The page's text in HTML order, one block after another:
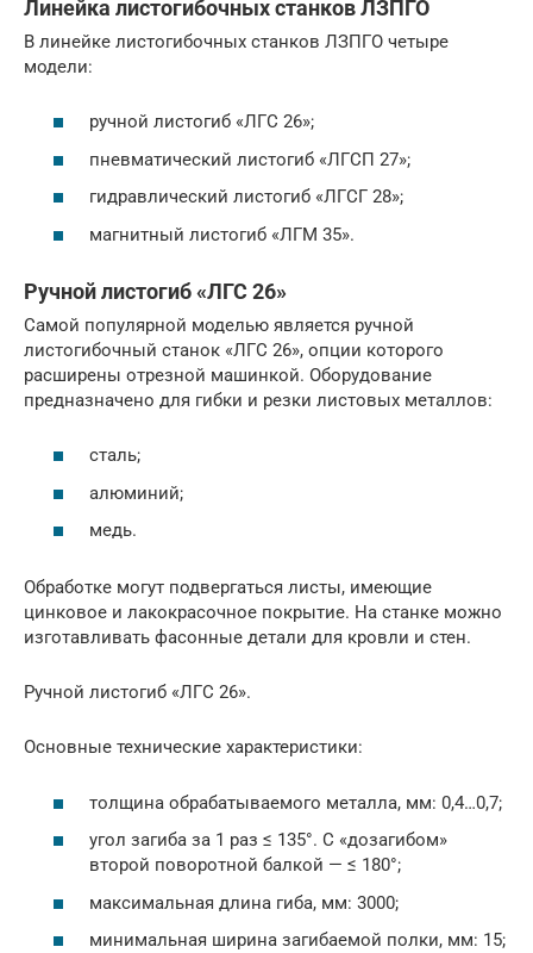
Линейка листогибочных станков ЛЗПГО
В линейке листогибочных станков ЛЗПГО четыре
модели:
ручной листогиб «ЛГС 26»;
пневматический листогиб «ЛГСП 27»;
гидравлический листогиб «ЛГСГ 28»;
магнитный листогиб «ЛГМ 35».
Ручной листогиб «ЛГС 26»
Самой популярной моделью является ручной
листогибочный станок «ЛГС 26», опции которого
расширены отрезной машинкой. Оборудование
предназначено для гибки и резки листовых металлов:
сталь;
алюминий;
медь.
Обработке могут подвергаться листы, имеющие
цинковое и лакокрасочное покрытие. На станке можно
изготавливать фасонные детали для кровли и стен.
Ручной листогиб «ЛГС 26».
Основные технические характеристики:
толщина обрабатываемого металла, мм: 0,4…0,7;
угол загиба за 1 раз ≤ 135°. С «дозагибом»
второй поворотной балкой — ≤ 180°;
максимальная длина гиба, мм: 3000;
минимальная ширина загибаемой полки, мм: 15;